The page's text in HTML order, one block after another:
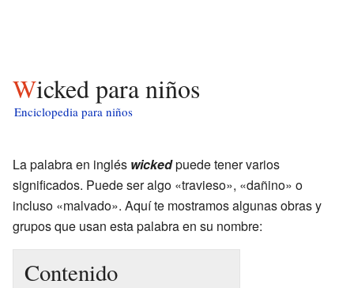
Wicked para niños
Enciclopedia para niños
La palabra en inglés wickedpuede tener varios
significados. Puede ser algo «travieso», «dañino» o
incluso «malvado». Aquí te mostramos algunas obras y
grupos que usan esta palabra en su nombre:
Contenido